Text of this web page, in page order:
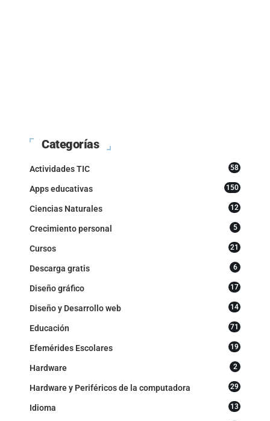
Categorías
Actividades TIC 58
Apps educativas 150
Ciencias Naturales 12
Crecimiento personal 5
Cursos 21
Descarga gratis 6
Diseño gráfico 17
Diseño y Desarrollo web 14
Educación 71
Efemérides Escolares 19
Hardware 2
Hardware y Periféricos de la computadora 29
Idioma 13